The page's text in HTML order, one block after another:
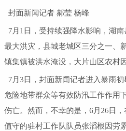
封面新闻记者 郝莹 杨峰
7月1日，受持续强降水影响，湖
最大洪灾，县城老城区三分之一、
镇集镇被洪水淹没，大片山区农村
7月3日，封面新闻记者进入暴雨
危险地带群众等有效防汛工作作用
伤亡。然而，不幸的是，6月26日
值守的驻村工作队队员张滔根因劳